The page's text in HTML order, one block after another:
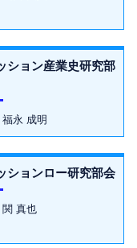
ション産業史研究部
永 成明
ションロー研究部会
真也